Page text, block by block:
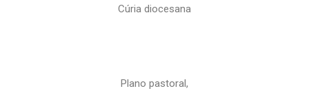
Cúria diocesana
Plano pastoral,